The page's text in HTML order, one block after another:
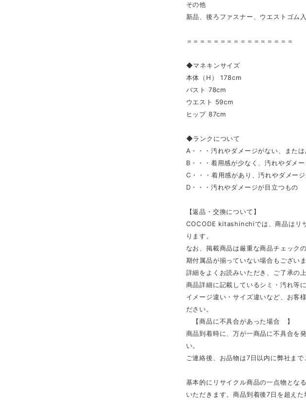
その他
新品、後ろファスナー、ウエストゴム
＝＝＝＝＝＝＝＝＝＝＝＝＝＝＝＝
◆マネキンサイズ
本体（H） 178cm
バスト 78cm
ウエスト 59cm
ヒップ 87cm
◆ランクについて
A・・・汚れやダメージがない、また
B・・・着用感が少なく、汚れやダメ
C・・・着用感があり、汚れやダメー
D・・・汚れやダメージが目立つもの
【返品・交換について】
COCODE kitashinchiでは、商品はリ
ります。
なお、掲載商品は厳重な商品チェック
期付属品が揃っていない場合もござい
詳細をよくお読みいただき、ご了承の
商品詳細に記載しているシミ・汚れ等
イメージ違い・サイズ違いなど、お客
ださい。
【商品に不具合があった場合 】
商品到着時に、万が一商品に不具合を
い。
ご連絡後、お品物は7日以内に弊社ま
基本的にリサイクル商品の一点物とな
いただきます。商品到着後7日を超え